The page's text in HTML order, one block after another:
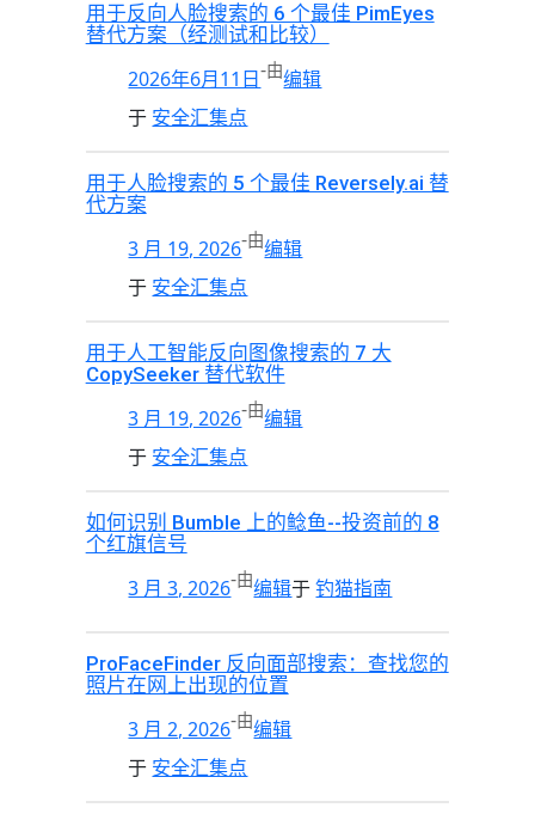
用于反向人脸搜索的 6 个最佳 PimEyes
替代方案（经测试和比较）
2026年6月11日-由编辑
于 安全汇集点
用于人脸搜索的 5 个最佳 Reversely.ai 替
代方案
3 月 19, 2026-由编辑
于 安全汇集点
用于人工智能反向图像搜索的 7 大
CopySeeker 替代软件
3 月 19, 2026-由编辑
于 安全汇集点
如何识别 Bumble 上的鲶鱼--投资前的 8
个红旗信号
3 月 3, 2026-由编辑于钓猫指南
ProFaceFinder 反向面部搜索：查找您的
照片在网上出现的位置
3 月 2, 2026-由编辑
于 安全汇集点